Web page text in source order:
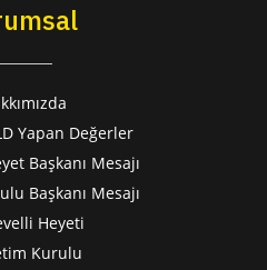
Yapan Değerler
Başkanı Mesajı
Başkanı Mesajı
Heyeti
Kurulu